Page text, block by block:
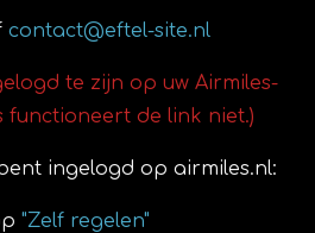
contact@eftel-site.nl
te zijn op uw Airmiles-
functioneert de link niet.)
ingelogd op airmiles.nl:
"Zelf regelen"